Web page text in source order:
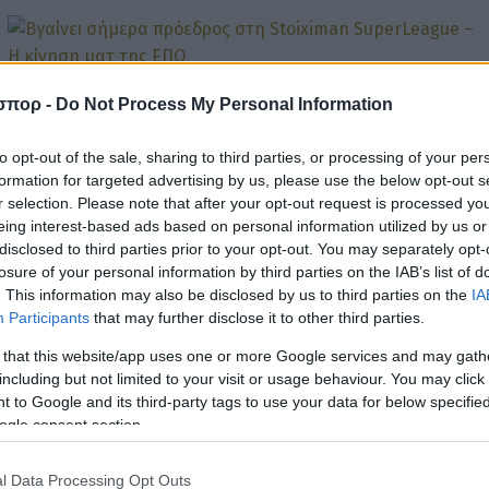
- Do Not Process My Personal Information
opt-out of the sale, sharing to third parties, or processing of your
for targeted advertising by us, please use the below opt-out
selection. Please note that after your opt-out request is processed
interest-based ads based on personal information utilized by us
to third parties prior to your opt-out. You may separately
of your personal information by third parties on the IAB’s list of
This information may also be disclosed by us to third parties on the
Participants that may further disclose it to other third parties.
that this website/app uses one or more Google services and may
but not limited to your visit or usage behaviour. You may
to Google and its third-party tags to use your data for below
consent section.
Data Processing Opt Outs
SUPER LEAGUE
κίνηση ματ της ΕΠΟ
SUPER LEAGUE
Μαρινάκης: «Στημένη πρόταση της ΕΠΟ, ο Σαββίδης έκανε
τα πάντα για να βγει ο Αλαφούζος»